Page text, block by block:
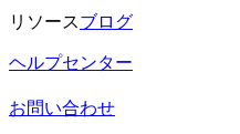
リソースブログ
ヘルプセンター
お問い合わせ